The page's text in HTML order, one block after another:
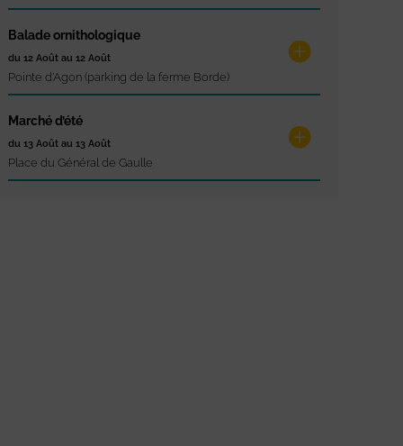
Balade ornithologique
du 12 Août au 12 Août
Pointe d'Agon (parking de la ferme Borde)
Marché d’été
du 13 Août au 13 Août
Place du Général de Gaulle